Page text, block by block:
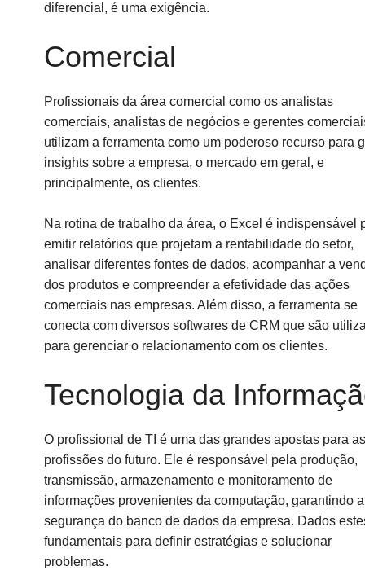
diferencial, é uma exigência.
Comercial
Profissionais da área comercial como os analistas
comerciais, analistas de negócios e gerentes
utilizam a ferramenta como um poderoso recurso para
insights sobre a empresa, o mercado em geral, e
principalmente, os clientes.
Na rotina de trabalho da área, o Excel é indispensável
emitir relatórios que projetam a rentabilidade do setor,
analisar diferentes fontes de dados, acompanhar a
dos produtos e compreender a efetividade das ações
comerciais nas empresas. Além disso, a ferramenta se
conecta com diversos softwares de CRM que são
para gerenciar o relacionamento com os clientes.
Tecnologia da
O profissional de TI é uma das grandes apostas para as
profissões do futuro. Ele é responsável pela produção,
transmissão, armazenamento e monitoramento de
informações provenientes da computação, garantindo a
segurança do banco de dados da empresa. Dados
fundamentais para definir estratégias e solucionar
problemas.